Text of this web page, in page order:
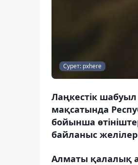
Сурет: pxhere
Лаңкестік
мақсатында
бойынша
байланыс
Алматы қалалық